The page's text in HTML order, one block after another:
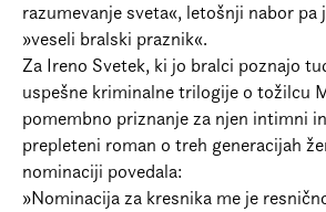
razumevanje sveta«, letošnji nabor pa
»veseli bralski praznik«.
Za Ireno Svetek, ki jo bralci poznajo
uspešne kriminalne trilogije o tožilcu
pomembno priznanje za njen intimni
prepleteni roman o treh generacijah
nominaciji povedala:
»Nominacija za kresnika me je